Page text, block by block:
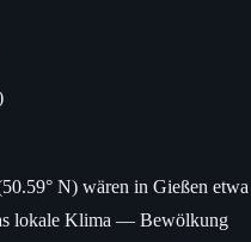
N) wären in Gießen etwa
lokale Klima — Bewölkung